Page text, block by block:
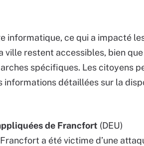
informatique, ce qui a impacté
ville restent accessibles, bien
spécifiques. Les citoyens
détaillées sur la
de Francfort (DEU)
a été victime d’une